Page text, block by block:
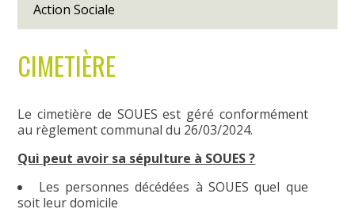
Action Sociale
CIMETIÈRE
Le cimetière de SOUES est géré conformément
au règlement communal du 26/03/2024.
Qui peut avoir sa sépulture à SOUES ?
Les personnes décédées à SOUES quel que
soit leur domicile